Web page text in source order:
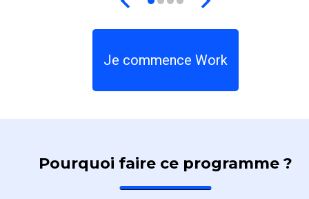
Je commence Work
Pourquoi faire ce programme ?